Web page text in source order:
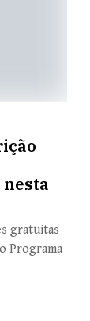
gratuitas
Programa